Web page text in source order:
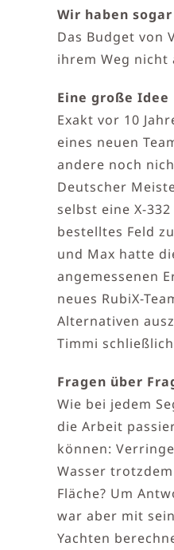
Wir haben
Das Budget von
ihrem Weg nicht
Eine große Idee
Exakt vor 10
eines neuen
andere noch
Deutscher
selbst eine X-
bestelltes Feld
und Max hatte
angemessenen
neues RubiX-
Alternativen
Timmi
Fragen über
Wie bei jedem
die Arbeit
können:
Wasser
Fläche? Um
war aber mit
Yachten